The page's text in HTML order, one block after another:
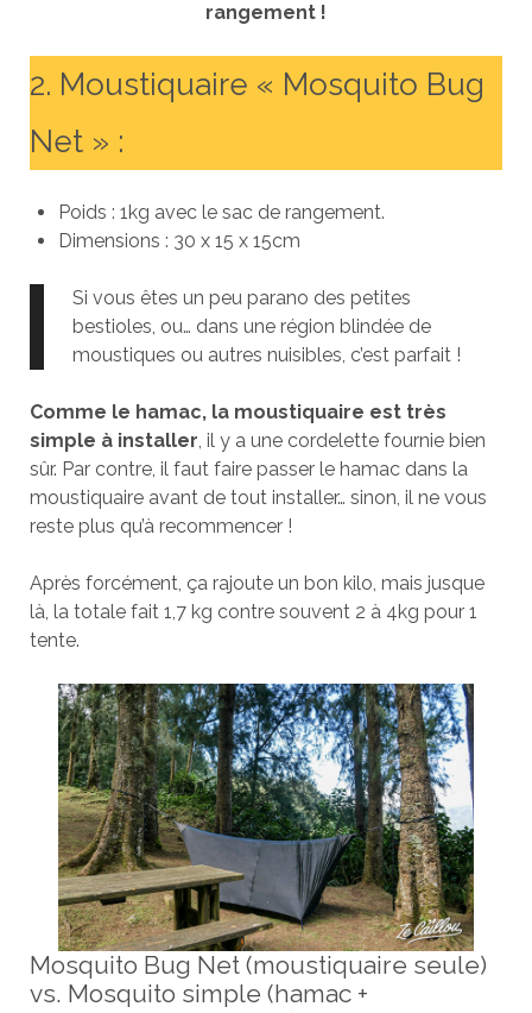
rangement !
2. Moustiquaire « Mosquito Bug
Net » :
Poids : 1kg avec le sac de rangement.
Dimensions : 30 x 15 x 15cm
Si vous êtes un peu parano des petites
bestioles, ou… dans une région blindée de
moustiques ou autres nuisibles, c’est parfait !
Comme le hamac, la moustiquaire est très
simple à installer, il y a une cordelette fournie bien
sûr. Par contre, il faut faire passer le hamac dans la
moustiquaire avant de tout installer… sinon, il ne vous
reste plus qu’à recommencer !
Après forcément, ça rajoute un bon kilo, mais jusque
là, la totale fait 1,7 kg contre souvent 2 à 4kg pour 1
tente.
Mosquito Bug Net (moustiquaire seule)
vs. Mosquito simple (hamac +